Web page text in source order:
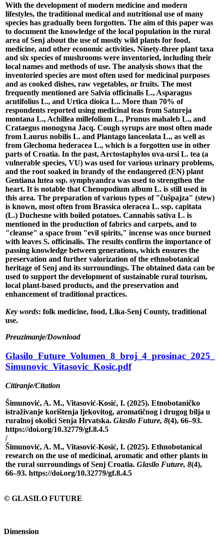
With the development of modern medicine and modern
lifestyles, the traditional medical and nutritional use of many
species has gradually been forgotten. The aim of this paper was
to document the knowledge of the local population in the rural
area of Senj about the use of mostly wild plants for food,
medicine, and other economic activities. Ninety-three plant taxa
and six species of mushrooms were inventoried, including their
local names and methods of use. The analysis shows that the
inventoried species are most often used for medicinal purposes
and as cooked dishes, raw vegetables, or fruits. The most
frequently mentioned are Salvia officinalis L., Asparagus
acutifolius L., and Urtica dioica L.. More than 70% of
respondents reported using medicinal teas from Satureja
montana L., Achillea millefolium L., Prunus mahaleb L., and
Crataegus monogyna Jacq. Cough syrups are most often made
from Laurus nobilis L. and Plantago lanceolata L., as well as
from Glechoma hederacea L., which is a forgotten use in other
parts of Croatia. In the past, Arctostaphylos uva-ursi L. tea (a
vulnerable species, VU) was used for various urinary problems,
and the root soaked in brandy of the endangered (EN) plant
Gentiana lutea ssp. symphyandra was used to strengthen the
heart. It is notable that Chenopodium album L. is still used in
this area. The preparation of various types of "čušpajza" (stew)
is known, most often from Brassica oleracea L. ssp. capitata
(L.) Duchesne with boiled potatoes. Cannabis sativa L. is
mentioned in the production of fabrics and carpets, and to
"cleanse" a space from "evil spirits," incense was once burned
with leaves S. officinalis. The results confirm the importance of
passing knowledge between generations, which ensures the
preservation and further valorization of the ethnobotanical
heritage of Senj and its surroundings. The obtained data can be
used to support the development of sustainable rural tourism,
local plant-based products, and the preservation and
enhancement of traditional practices.
Key words: folk medicine, food, Lika-Senj County, traditional
use.
Preuzimanje/Download
Glasilo_Future_Volumen_8_broj_4_prosinac_2025_
Simunovic_Vitasovic_Kosic.pdf
Citiranje/Citation
Šimunović, A. M., Vitasović-Kosić, I. (2025). Etnobotaničko
istraživanje korištenja ljekovitog, aromatičnog i drugog bilja u
ruralnoj okolici Senja Hrvatska. Glasilo Future, 8(4), 66–93.
https://doi.org/10.32779/gf.8.4.5
/
Šimunović, A. M., Vitasović-Kosić, I. (2025). Ethnobotanical
research on the use of medicinal, aromatic and other plants in
the rural surroundings of Senj Croatia. Glasilo Future, 8(4),
66–93. https://doi.org/10.32779/gf.8.4.5
© GLASILO FUTURE
Dimension